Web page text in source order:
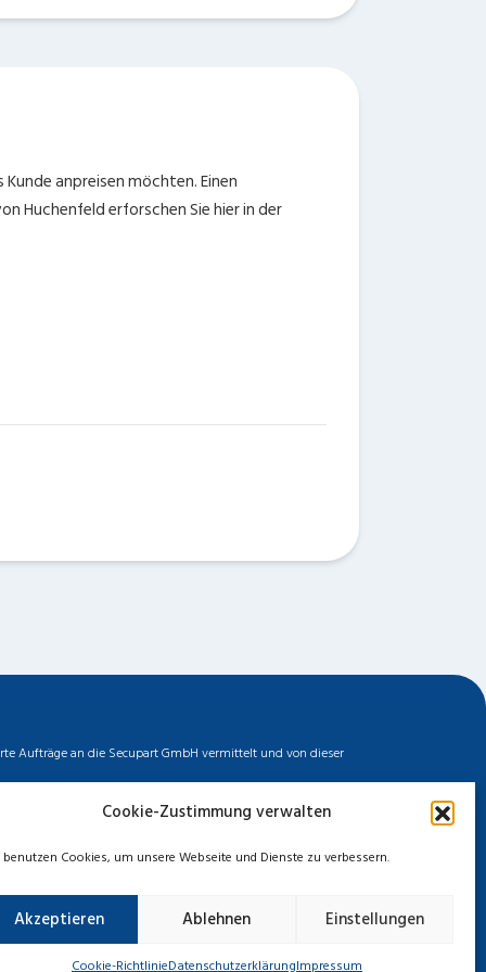
Cookie-Zustimmung verwalten
Cookies, um unsere Webseite und Dienste zu verbessern.
Akzeptieren Ablehnen Einstellungen
Cookie-RichtlinieDatenschutzerklärungImpressum
anpreisen möchten. Einen
Huchenfeld erforschen Sie hier in der
Aufträge an die Secupart GmbH vermittelt und von dieser
Auftrages können wir nicht für die Schnelligkeit,